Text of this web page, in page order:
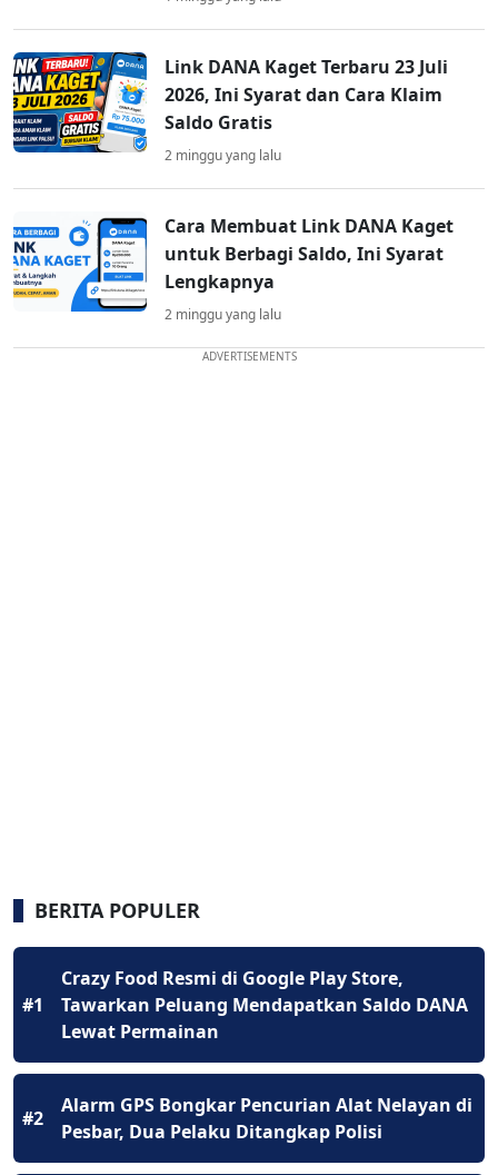
Link DANA Kaget Terbaru 23 Juli
2026, Ini Syarat dan Cara Klaim
Saldo Gratis
2 minggu yang lalu
Cara Membuat Link DANA Kaget
untuk Berbagi Saldo, Ini Syarat
Lengkapnya
2 minggu yang lalu
ADVERTISEMENTS
BERITA POPULER
#1
Crazy Food Resmi di Google Play Store,
Tawarkan Peluang Mendapatkan Saldo DANA
Lewat Permainan
#2
Alarm GPS Bongkar Pencurian Alat Nelayan di
Pesbar, Dua Pelaku Ditangkap Polisi